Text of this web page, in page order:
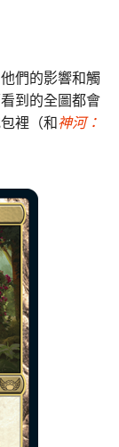
們的影響和觸
到的全圖都會
裡（和神河：